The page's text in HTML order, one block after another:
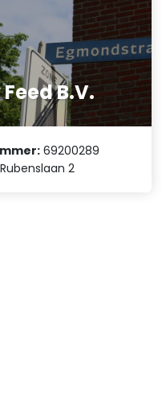
B.V.
69200289
Rubenslaan 2